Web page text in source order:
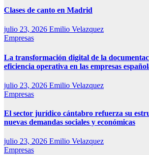
Clases de canto en Madrid
julio 23, 2026 Emilio Velazquez
Empresas
La transformación digital de la
eficiencia operativa en las empresas
julio 23, 2026 Emilio Velazquez
Empresas
El sector jurídico cántabro refuerza su
nuevas demandas sociales y económicas
julio 23, 2026 Emilio Velazquez
Empresas